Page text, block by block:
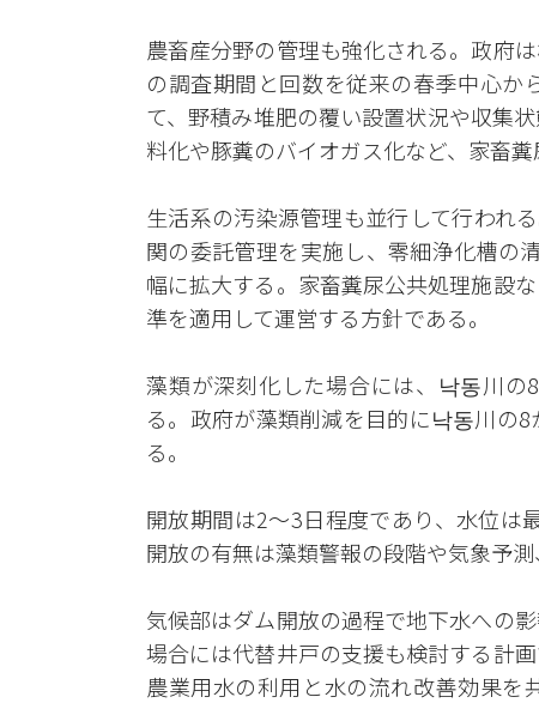
農畜産分野の管理も強化される。政府
の調査期間と回数を従来の春季中心か
て、野積み堆肥の覆い設置状況や収集
料化や豚糞のバイオガス化など、家畜
生活系の汚染源管理も並行して行われ
関の委託管理を実施し、零細浄化槽の
幅に拡大する。家畜糞尿公共処理施設
準を適用して運営する方針である。
藻類が深刻化した場合には、낙동川
る。政府が藻類削減を目的に낙동川の
る。
開放期間は2～3日程度であり、水位は
開放の有無は藻類警報の段階や気象予
気候部はダム開放の過程で地下水への
場合には代替井戸の支援も検討する計
農業用水の利用と水の流れ改善効果を